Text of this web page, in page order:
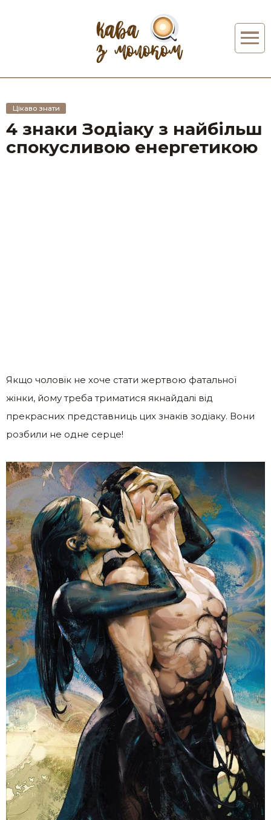
Цікаво знати
4 знаки Зодіаку з найбільш
спокусливою енергетикою
Якщо чоловік не хоче стати жертвою фатальної
жінки, йому треба триматися якнайдалі від
прекрасних представниць цих знаків зодіаку. Вони
розбили не одне серце!